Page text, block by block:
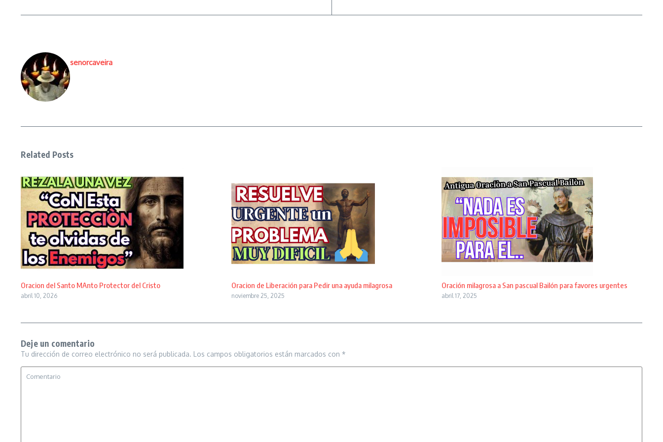
senorcaveira
Related Posts
Oracion del Santo MAnto Protector del Cristo
abril 10, 2026
Oracion de Liberación para Pedir una ayuda milagrosa
noviembre 25, 2025
Oración milagrosa a San pascual Bailón para favores urgentes
abril 17, 2025
Deje un comentario
Tu dirección de correo electrónico no será publicada. Los campos obligatorios están marcados con *